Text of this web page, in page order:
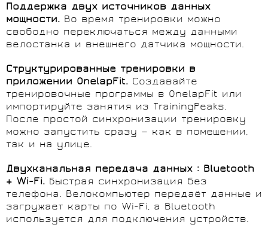
Поддержка двух источников данных
мощности. Во время тренировки можно
свободно переключаться между данными
велостанка и внешнего датчика мощности.
Структурированные тренировки в
приложении OnelapFit. Создавайте
тренировочные программы в OnelapFit или
импортируйте занятия из TrainingPeaks.
После простой синхронизации тренировку
можно запустить сразу — как в помещении,
так и на улице.
Двухканальная передача данных : Bluetooth
+ Wi-Fi. Быстрая синхронизация без
телефона. Велокомпьютер передаёт данные и
загружает карты по Wi-Fi, а Bluetooth
используется для подключения устройств.